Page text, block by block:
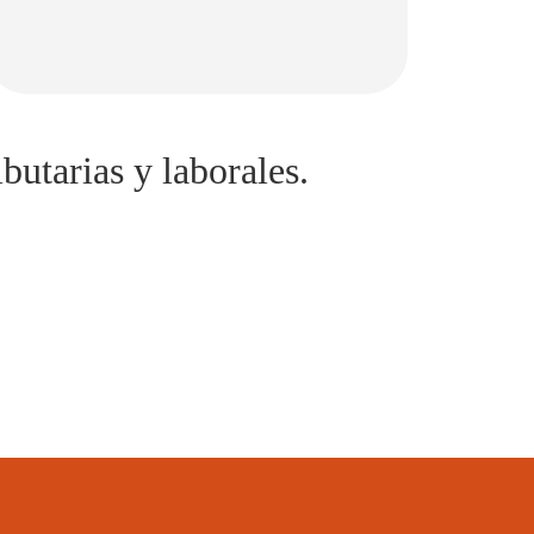
y laborales.